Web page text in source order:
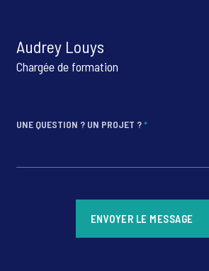
Audrey Louys
Chargée de formation
UNE QUESTION ? UN PROJET ?*
ENVOYER LE MESSAGE